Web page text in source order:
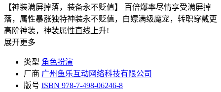
【神装满屏掉落，装备永不贬值】 百倍爆率尽情享受满屏掉
落，属性暴涨独特神装永不贬值，白嫖满级魔宠，转职穿戴更
高阶神装，神装属性直线上升!
展开更多
类型 角色扮演
厂商 广州鱼乐互动网络科技有限公司
版号 ISBN 978-7-498-06246-8